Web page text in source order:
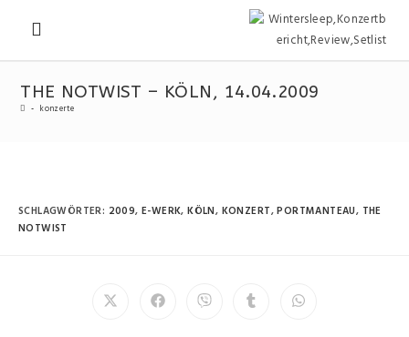
THE NOTWIST – KÖLN, 14.04.2009
- konzerte
SCHLAGWÖRTER: 2009, E-WERK, KÖLN, KONZERT,PORTMANTEAU, THE
NOTWIST